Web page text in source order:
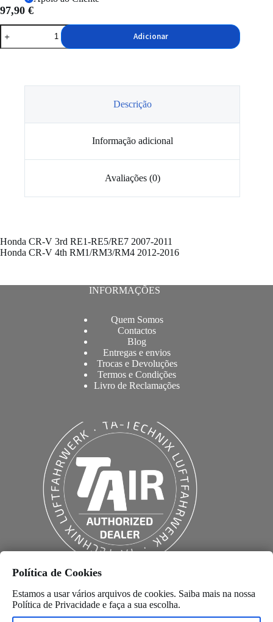
97,90 €
Quantidade
de
Tirantes
Adicionar
Descrição
Informação adicional
Avaliações (0)
Honda CR-V 3rd RE1-RE5/RE7 2007-2011
Honda CR-V 4th RM1/RM3/RM4 2012-2016
INFORMAÇÕES
Quem Somos
Contactos
Blog
Entregas e envios
Trocas e Devoluções
Termos e Condições
Livro de Reclamações
Política de Cookies
Estamos a usar vários arquivos de cookies. Saiba mais na nossa
Política de Privacidade e faça a sua escolha.